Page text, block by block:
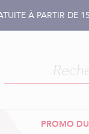
À PARTIR DE
PROMO